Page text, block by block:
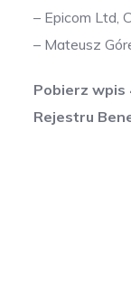
– Epicom Ltd,
– Mateusz
Pobierz wpis
Rejestru